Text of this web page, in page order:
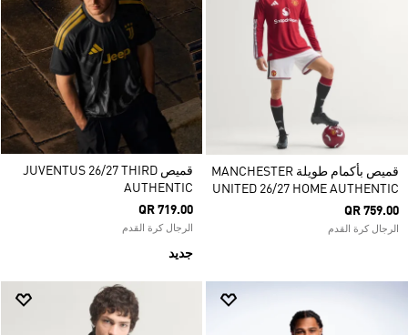
قميص بأكمام طويلة MANCHESTER
UNITED 26/27 HOME AUTHENTIC
QR 759.00
الرجال كرة القدم
قميص JUVENTUS 26/27 THIRD
AUTHENTIC
QR 719.00
الرجال كرة القدم
جديد